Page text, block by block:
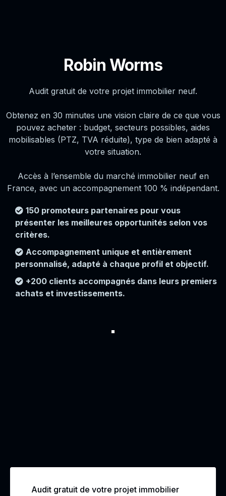
Robin Worms
Audit gratuit de votre projet immobilier neuf.
Obtenez en 30 minutes une vision claire de ce que vous
pouvez acheter : budget, secteurs possibles, aides
mobilisables (PTZ, TVA réduite), type de bien adapté à
votre situation.
Accès à l’ensemble du marché immobilier neuf en
France, avec un accompagnement 100 % indépendant.
150 promoteurs partenaires pour vous
présenter les meilleures opportunités selon vos
critères.
Accompagnement unique et entièrement
personnalisé, adapté à chaque profil et objectif.
+200 clients accompagnés dans leurs premiers
achats et investissements.
Audit gratuit de votre projet immobilier